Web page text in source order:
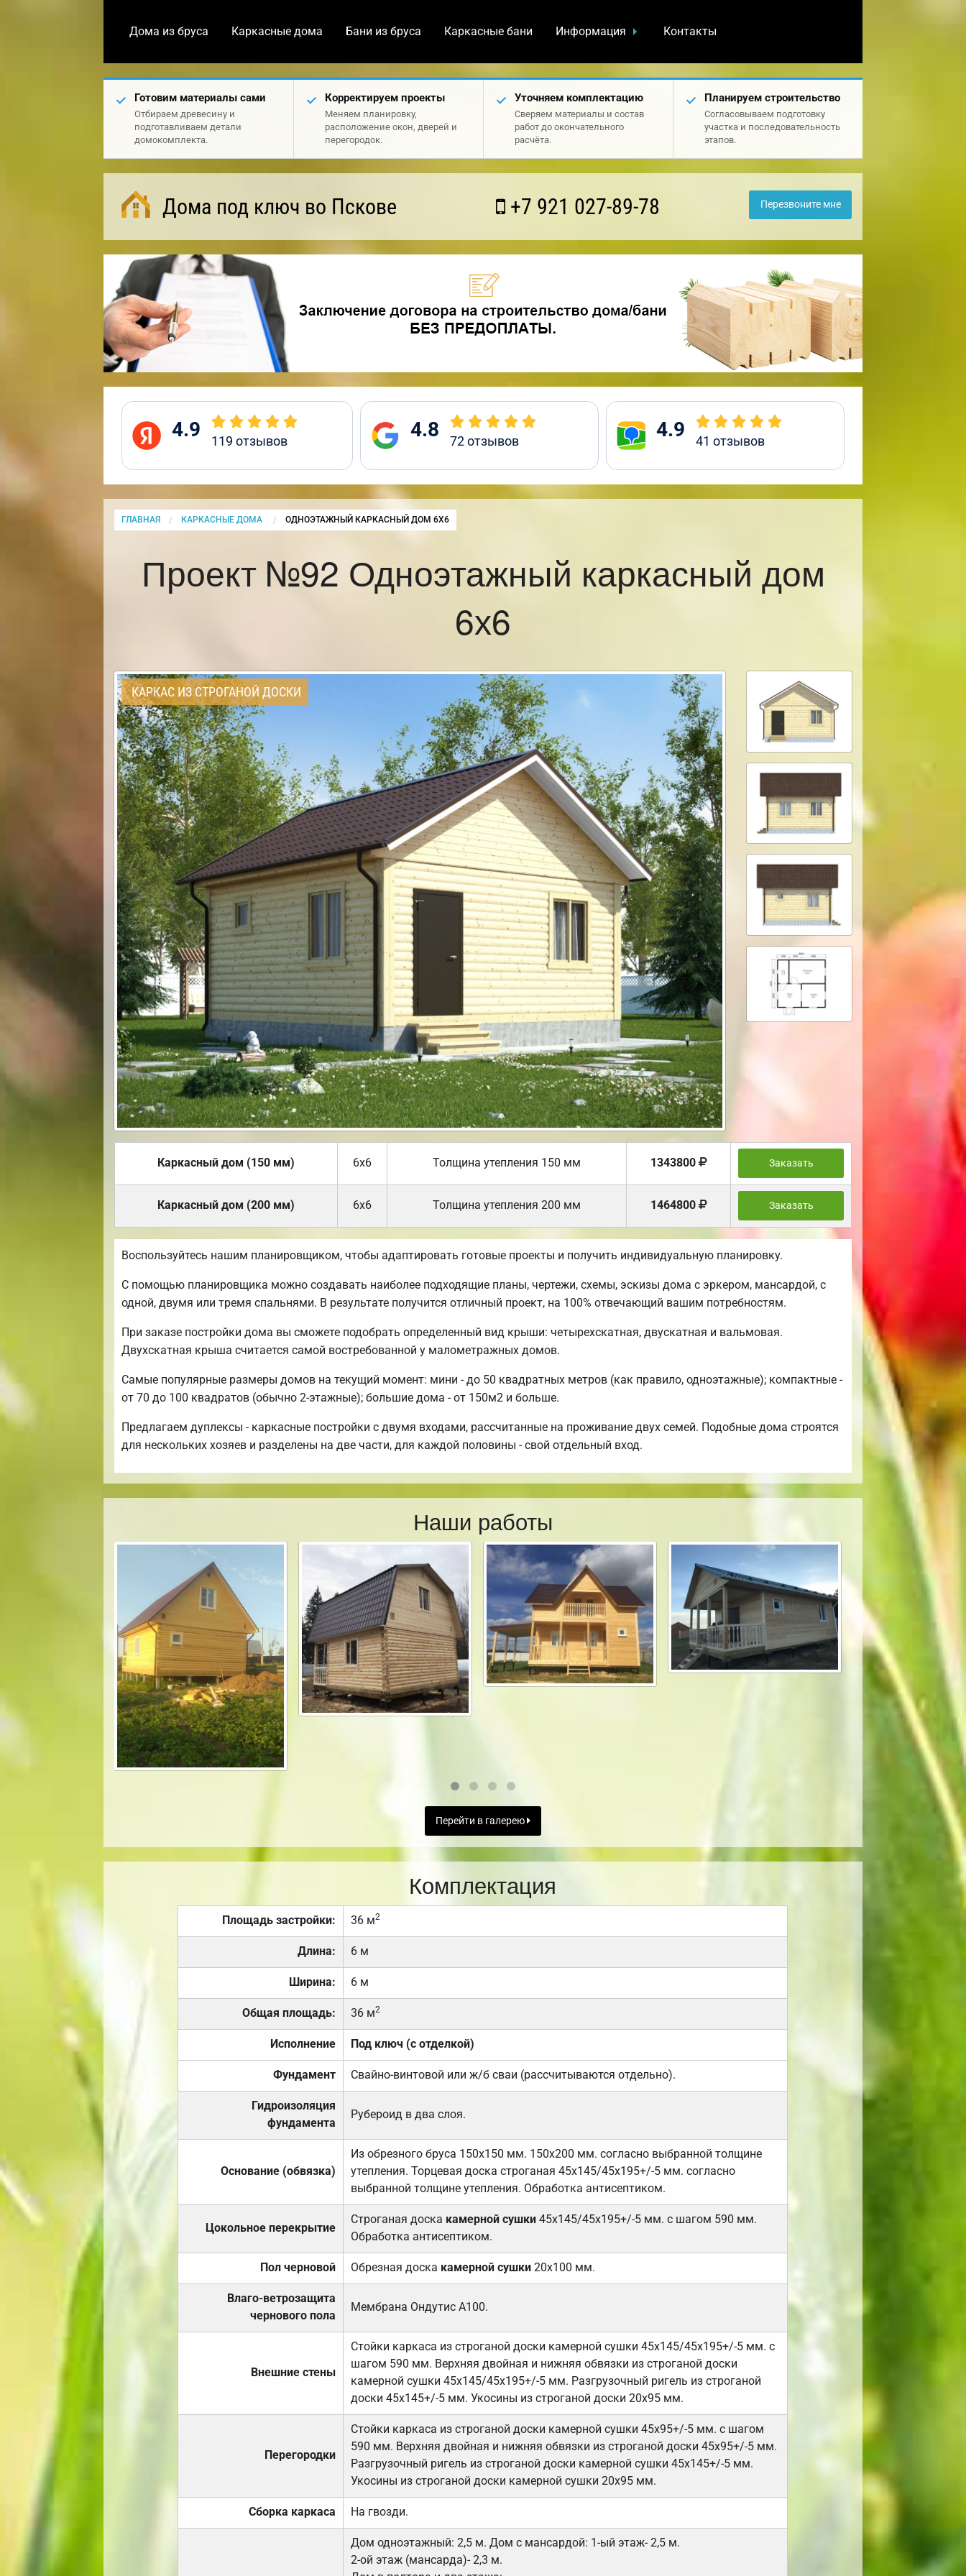
Дома из бруса Каркасные дома Бани из бруса Каркасные бани Информация Контакты
Готовим материалы сами
Отбираем древесину и
подготавливаем детали
домокомплекта.
Корректируем проекты
Меняем планировку,
расположение окон, дверей и
перегородок.
Уточняем комплектацию
Сверяем материалы и состав
работ до окончательного
расчёта.
Планируем строительство
Согласовываем подготовку
участка и последовательность
этапов.
Дома под ключ во Пскове +7 921 027-89-78 Перезвоните мне
4.9 119 отзывов 4.8 72отзывов 4.9 41 отзывов
ГЛАВНАЯ КАРКАСНЫЕ ДОМА CURRENT:
ОДНОЭТАЖНЫЙ КАРКАСНЫЙ ДОМ 6Х6
Проект №92 Одноэтажный каркасный дом
6х6
КАРКАС ИЗ СТРОГАНОЙ ДОСКИ
Каркасный дом (150 мм) 6х6 Толщина утепления 150 мм 1343800 Заказать
Каркасный дом (200 мм) 6х6 Толщина утепления 200 мм 1464800 Заказать
Воспользуйтесь нашим планировщиком, чтобы адаптировать готовые проекты и получить индивидуальную планировку.
С помощью планировщика можно создавать наиболее подходящие планы, чертежи, схемы, эскизы дома с эркером, мансардой, с
одной, двумя или тремя спальнями. В результате получится отличный проект, на 100% отвечающий вашим потребностям.
При заказе постройки дома вы сможете подобрать определенный вид крыши: четырехскатная, двускатная и вальмовая.
Двухскатная крыша считается самой востребованной у малометражных домов.
Самые популярные размеры домов на текущий момент: мини - до 50 квадратных метров (как правило, одноэтажные); компактные -
от 70 до 100 квадратов (обычно 2-этажные); большие дома - от 150м2 и больше.
Предлагаем дуплексы - каркасные постройки с двумя входами, рассчитанные на проживание двух семей. Подобные дома строятся
для нескольких хозяев и разделены на две части, для каждой половины - свой отдельный вход.
Наши работы
Перейти в галерею
Комплектация
Площадь застройки: 36 м2
Длина: 6 м
Ширина: 6 м
Общая площадь: 36 м2
Исполнение Под ключ (с отделкой)
Фундамент Свайно-винтовой или ж/б сваи (рассчитываются отдельно).
Гидроизоляция
фундамента
Рубероид в два слоя.
Основание (обвязка)
Из обрезного бруса 150х150 мм. 150х200 мм. согласно выбранной толщине
утепления. Торцевая доска строганая 45х145/45х195+/-5 мм. согласно
выбранной толщине утепления. Обработка антисептиком.
Цокольное перекрытие
Строганая доска камерной сушки 45х145/45х195+/-5 мм. с шагом 590 мм.
Обработка антисептиком.
Пол черновой Обрезная доска камерной сушки20х100 мм.
Влаго-ветрозащита
чернового пола
Мембрана Ондутис А100.
Внешние стены
Стойки каркаса из строганой доски камерной сушки 45х145/45х195+/-5 мм. с
шагом 590 мм. Верхняя двойная и нижняя обвязки из строганой доски
камерной сушки 45х145/45х195+/-5 мм. Разгрузочный ригель из строганой
доски 45х145+/-5 мм. Укосины из строганой доски 20х95 мм.
Перегородки
Стойки каркаса из строганой доски камерной сушки 45х95+/-5 мм. с шагом
590 мм. Верхняя двойная и нижняя обвязки из строганой доски 45х95+/-5 мм.
Разгрузочный ригель из строганой доски камерной сушки 45х145+/-5 мм.
Укосины из строганой доски камерной сушки 20х95 мм.
Сборка каркаса На гвозди.
Дом одноэтажный: 2,5 м. Дом с мансардой: 1-ый этаж- 2,5 м.
2-ой этаж (мансарда)- 2,3 м.